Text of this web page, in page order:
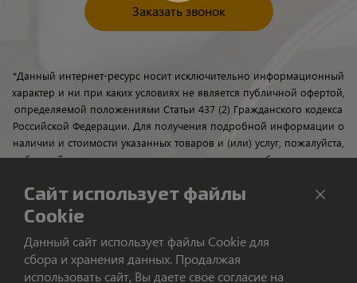
Заказать звонок
*Данный интернет-ресурс носит исключительно информационный
характер и ни при каких условиях не является публичной офертой,
определяемой положениями Статьи 437 (2) Гражданского кодекса
Российской Федерации. Для получения подробной информации о
наличии и стоимости указанных товаров и (или) услуг, пожалуйста,
обращайтесь к менеджерам отдела клиентского обслуживания с
Сайт использует файлы
Cookie
Данный сайт использует файлы Cookie для
сбора и хранения данных. Продалжая
использовать сайт, Вы даете свое согласие на